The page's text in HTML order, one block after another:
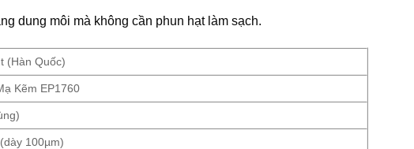
dung môi mà không cần phun hạt làm sạch.
(Hàn Quốc)
Kẽm EP1760
100µm)